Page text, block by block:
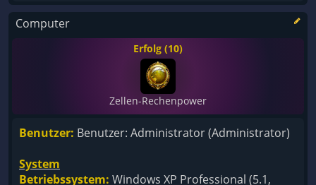
Computer
Erfolg (10)
Zellen-Rechenpower
Benutzer: Benutzer: Administrator (Administrator)
System
Betriebssystem: Windows XP Professional (5.1,